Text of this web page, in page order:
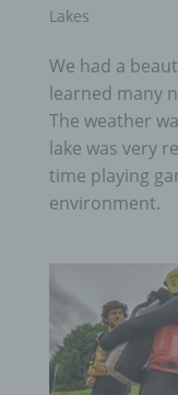
Lakes
We had a
learned many
The weather
lake was very
time playing
environment.